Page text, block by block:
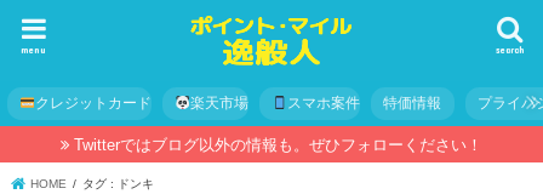
search
menu
クレジットカード 楽天市場 スマホ案件 特価情報 プライバ
Twitterではブログ以外の情報も。ぜひフォローください！
HOME タグ : ドンキ